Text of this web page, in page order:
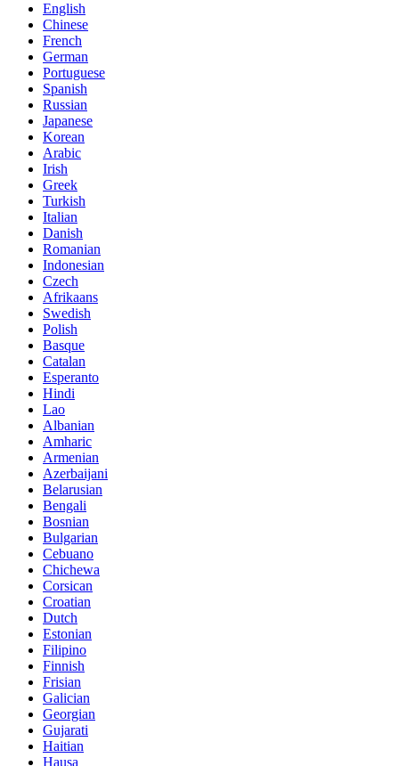
English
Chinese
French
German
Portuguese
Spanish
Russian
Japanese
Korean
Arabic
Irish
Greek
Turkish
Italian
Danish
Romanian
Indonesian
Czech
Afrikaans
Swedish
Polish
Basque
Catalan
Esperanto
Hindi
Lao
Albanian
Amharic
Armenian
Azerbaijani
Belarusian
Bengali
Bosnian
Bulgarian
Cebuano
Chichewa
Corsican
Croatian
Dutch
Estonian
Filipino
Finnish
Frisian
Galician
Georgian
Gujarati
Haitian
Hausa